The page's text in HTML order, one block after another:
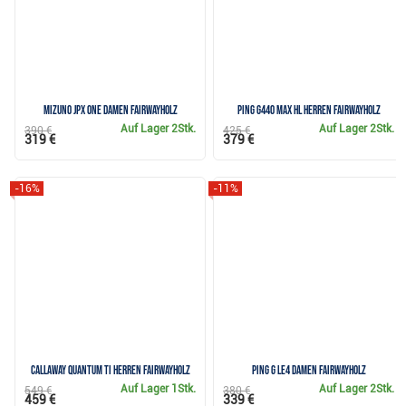
Mizuno JPX ONE Damen Fairwayholz
Auf Lager 2Stk.
390 €
319 €
PING G440 MAX HL Herren Fairwayholz
Auf Lager 2Stk.
425 €
379 €
Callaway Quantum TI Herren Fairwayholz
-16%
Auf Lager 1Stk.
549 €
459 €
PING G Le4 Damen Fairwayholz
-11%
Auf Lager2Stk.
380 €
339 €